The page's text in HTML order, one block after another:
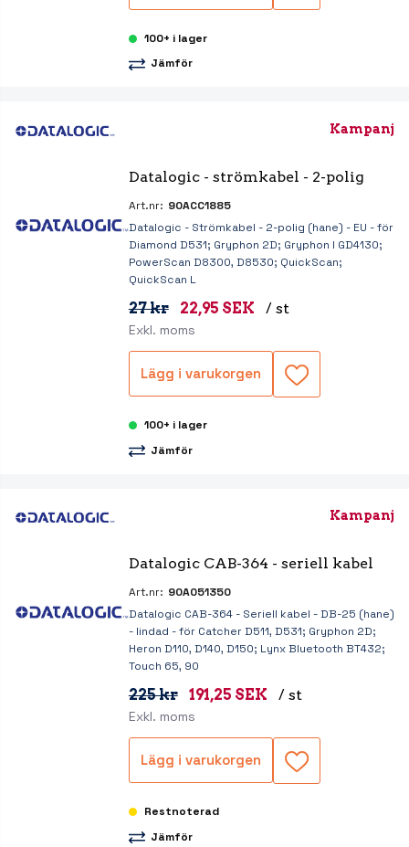
100+ i lager
Jämför
Kampanj
Datalogic - strömkabel - 2-polig
Art.nr: 90ACC1885
Datalogic - Strömkabel - 2-polig (hane) - EU - för
Diamond D531; Gryphon 2D; Gryphon I GD4130;
PowerScan D8300, D8530; QuickScan;
QuickScan L
27 kr 22,95 SEK / st
Exkl. moms
Lägg i varukorgen
100+ i lager
Jämför
Kampanj
Datalogic CAB-364 - seriell kabel
Art.nr: 90A051350
Datalogic CAB-364 - Seriell kabel - DB-25 (hane)
- lindad - för Catcher D511, D531; Gryphon 2D;
Heron D110, D140, D150; Lynx Bluetooth BT432;
Touch 65, 90
225 kr 191,25 SEK / st
Exkl. moms
Lägg i varukorgen
Restnoterad
Jämför